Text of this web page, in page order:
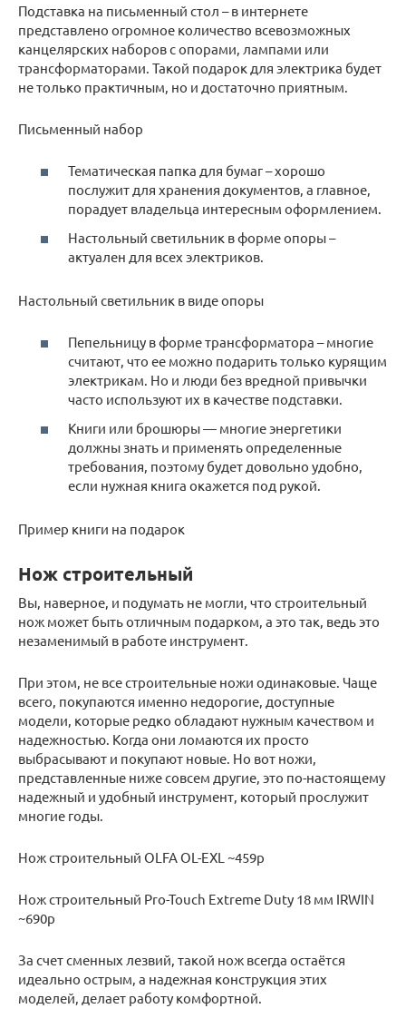
Подставка на письменный стол – в интернете
представлено огромное количество всевозможных
канцелярских наборов с опорами, лампами или
трансформаторами. Такой подарок для электрика будет
не только практичным, но и достаточно приятным.
Письменный набор
Тематическая папка для бумаг – хорошо
послужит для хранения документов, а главное,
порадует владельца интересным оформлением.
Настольный светильник в форме опоры –
актуален для всех электриков.
Настольный светильник в виде опоры
Пепельницу в форме трансформатора – многие
считают, что ее можно подарить только курящим
электрикам. Но и люди без вредной привычки
часто используют их в качестве подставки.
Книги или брошюры — многие энергетики
должны знать и применять определенные
требования, поэтому будет довольно удобно,
если нужная книга окажется под рукой.
Пример книги на подарок
Нож строительный
Вы, наверное, и подумать не могли, что строительный
нож может быть отличным подарком, а это так, ведь это
незаменимый в работе инструмент.
При этом, не все строительные ножи одинаковые. Чаще
всего, покупаются именно недорогие, доступные
модели, которые редко обладают нужным качеством и
надежностью. Когда они ломаются их просто
выбрасывают и покупают новые. Но вот ножи,
представленные ниже совсем другие, это по-настоящему
надежный и удобный инструмент, который прослужит
многие годы.
Нож строительный OLFA OL-EXL ~459р
Нож строительный Pro-Touch Extreme Duty 18 мм IRWIN
~690р
За счет сменных лезвий, такой нож всегда остаётся
идеально острым, а надежная конструкция этих
моделей, делает работу комфортной.